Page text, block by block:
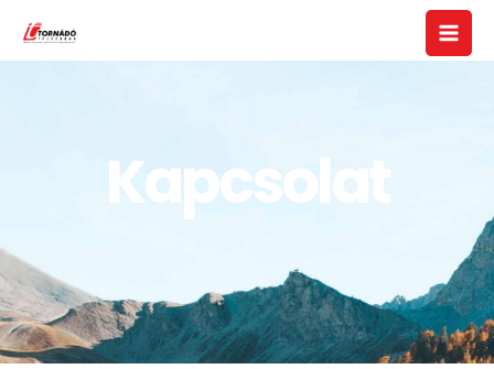
Kapcsolat